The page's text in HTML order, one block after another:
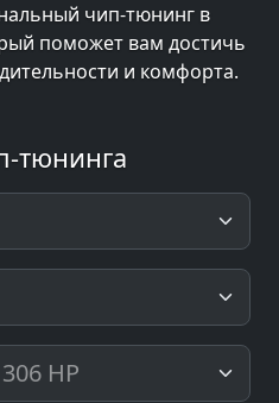
чип-тюнинг в
поможет вам достичь
и комфорта.
тюнинга